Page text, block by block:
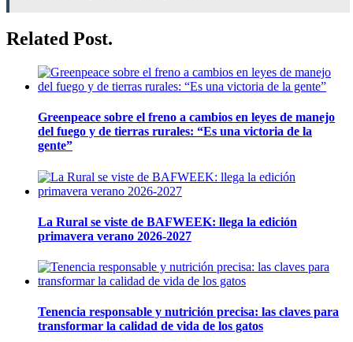
Related Post.
Greenpeace sobre el freno a cambios en leyes de manejo
del fuego y de tierras rurales: “Es una victoria de la
gente”
La Rural se viste de BAFWEEK: llega la edición
primavera verano 2026-2027
Tenencia responsable y nutrición precisa: las claves para
transformar la calidad de vida de los gatos